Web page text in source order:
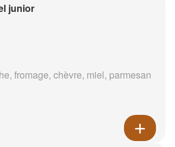
junior
fromage, chèvre, miel, parmesan